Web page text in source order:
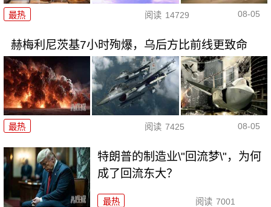
最热 阅读 14729 08-05
赫梅利尼茨基7小时殉爆，乌后方比前线更致命
最热 阅读 7425 08-05
特朗普的制造业\"回流梦\"，为何
成了回流东大？
最热 阅读 7001